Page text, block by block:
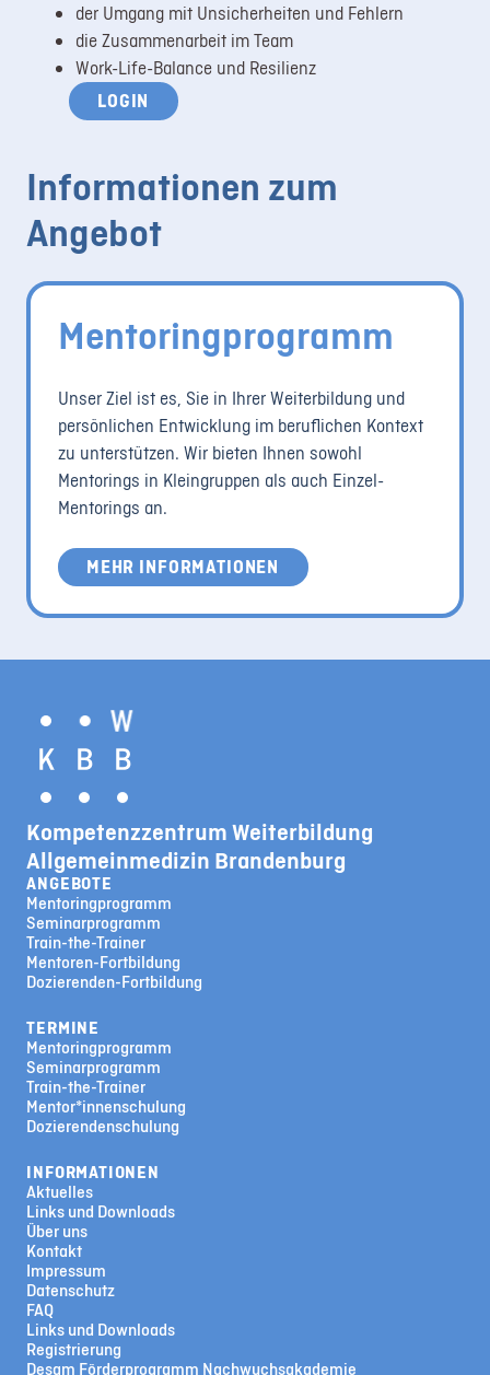
der Umgang mit Unsicherheiten und Fehlern
die Zusammenarbeit im Team
Work-Life-Balance und Resilienz
LOGIN
Informationen zum
Angebot
Mentoringprogramm
Unser Ziel ist es, Sie in Ihrer Weiterbildung und
persönlichen Entwicklung im beruflichen Kontext
zu unterstützen. Wir bieten Ihnen sowohl
Mentorings in Kleingruppen als auch Einzel-
Mentorings an.
MEHR INFORMATIONEN
Kompetenzzentrum Weiterbildung
Allgemeinmedizin Brandenburg
ANGEBOTE
Mentoringprogramm
Seminarprogramm
Train-the-Trainer
Mentoren-Fortbildung
Dozierenden-Fortbildung
TERMINE
Mentoringprogramm
Seminarprogramm
Train-the-Trainer
Mentor*innenschulung
Dozierendenschulung
INFORMATIONEN
Aktuelles
Links und Downloads
Über uns
Kontakt
Impressum
Datenschutz
FAQ
Links und Downloads
Registrierung
Desam Förderprogramm Nachwuchsakademie